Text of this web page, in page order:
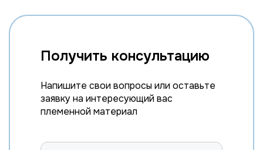
Получить консультацию
Напишите свои вопросы или оставьте
заявку на интересующий вас
племенной материал